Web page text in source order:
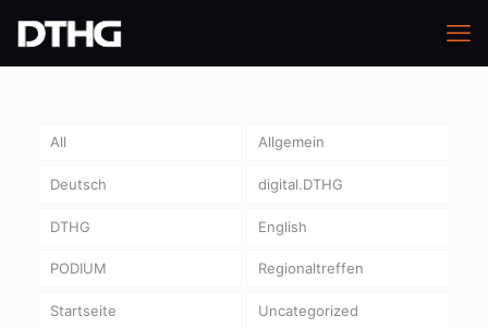
All Allgemein
Deutsch digital.DTHG
DTHG English
PODIUM Regionaltreffen
Startseite Uncategorized